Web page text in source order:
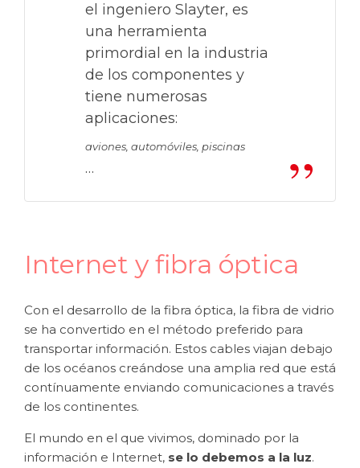
el ingeniero Slayter, es
una herramienta
primordial en la industria
de los componentes y
tiene numerosas
aplicaciones:
aviones, automóviles, piscinas
…
Internet y fibra óptica
Con el desarrollo de la fibra óptica, la fibra de vidrio
se ha convertido en el método preferido para
transportar información. Estos cables viajan debajo
de los océanos creándose una amplia red que está
contínuamente enviando comunicaciones a través
de los continentes.
El mundo en el que vivimos, dominado por la
información e Internet, se lo debemos a la luz.